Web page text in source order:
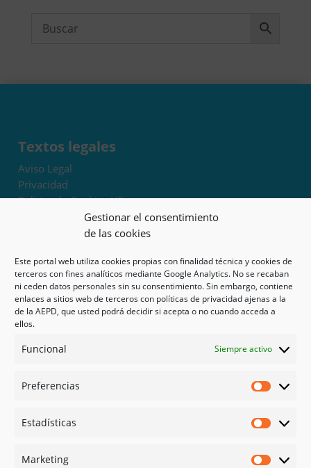
Gestionar el consentimiento
de las cookies
Este portal web utiliza cookies propias con finalidad técnica y cookies de
terceros con fines analíticos mediante Google Analytics. No se recaban
ni ceden datos personales sin su consentimiento. Sin embargo, contiene
enlaces a sitios web de terceros con políticas de privacidad ajenas a la
de la AEPD, que usted podrá decidir si acepta o no cuando acceda a
ellos.
Funcional Siempre activo
Preferencias
Estadísticas
Marketing
Textos legales
Aviso Legal
Privacidad
Política de Cookies UE
Términos y condiciones
Exoneración de responsabilidad
Mapa del sitio
Mi cuenta
Tienda
Psicología en Murcia
Guías
Redes sociales
Instagram
Linked in